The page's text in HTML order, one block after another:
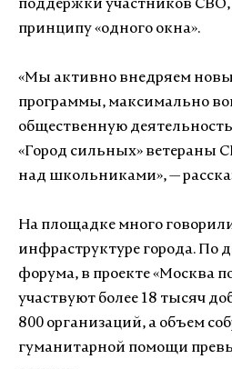
поддержки участников
принципу «одного окна».
«Мы активно внедряем
программы, максимально
общественную
«Город сильных» ветераны
над школьниками», —
На площадке много
инфраструктуре города. По
форума, в проекте «Москва
участвуют более 18 тысяч
800 организаций, а объем
гуманитарной помощи